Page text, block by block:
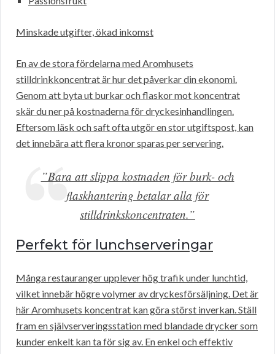
Minskade utgifter, ökad inkomst
En av de stora fördelarna med Aromhusets
stilldrinkkoncentrat är hur det påverkar din ekonomi.
Genom att byta ut burkar och flaskor mot koncentrat
skär du ner på kostnaderna för dryckesinhandlingen.
Eftersom läsk och saft ofta utgör en stor utgiftspost, kan
det innebära att flera kronor sparas per servering.
”Bara att slippa kostnaden för burk- och
flaskhantering betalar alla för
stilldrinkskoncentraten.”
Perfekt för lunchserveringar
Många restauranger upplever hög trafik under lunchtid,
vilket innebär högre volymer av dryckesförsäljning. Det är
här Aromhusets koncentrat kan göra störst inverkan. Ställ
fram en självserveringsstation med blandade drycker som
kunder enkelt kan ta för sig av. En enkel och effektiv